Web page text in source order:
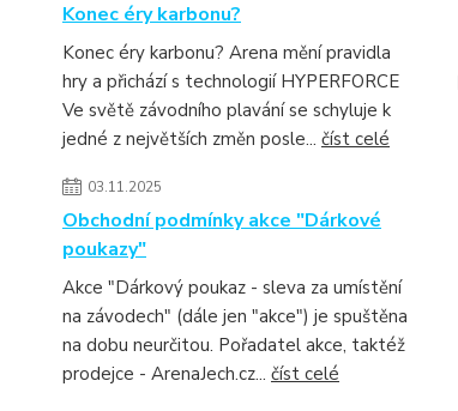
Konec éry karbonu?
Konec éry karbonu? Arena mění pravidla
hry a přichází s technologií HYPERFORCE
Ve světě závodního plavání se schyluje k
jedné z největších změn posle... číst celé
03.11.2025
Obchodní podmínky akce "Dárkové
poukazy"
Akce "Dárkový poukaz - sleva za umístění
na závodech" (dále jen "akce") je spuštěna
na dobu neurčitou. Pořadatel akce, taktéž
prodejce - ArenaJech.cz... číst celé